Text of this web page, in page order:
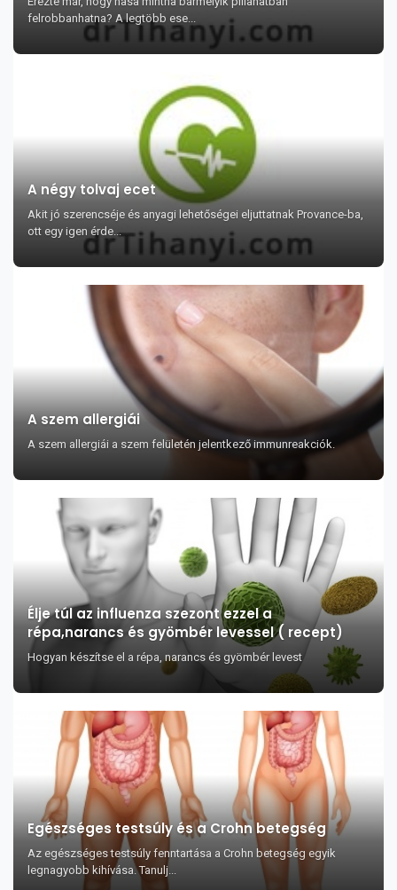
felrobbanhatna? A legtöbb ese...
A négy tolvaj ecet
Akit jó szerencséje és anyagi lehetőségei eljuttatnak Provance-ba,
ott egy igen érde...
A szem allergiái
A szem allergiái a szem felületén jelentkező immunreakciók.
Élje túl az influenza szezont ezzel a
répa,narancs és gyömbér levessel ( recept)
Hogyan készítse el a répa, narancs és gyömbér levest
Egészséges testsúly és a Crohn betegség
Az egészséges testsúly fenntartása a Crohn betegség egyik
legnagyobb kihívása. Tanulj...